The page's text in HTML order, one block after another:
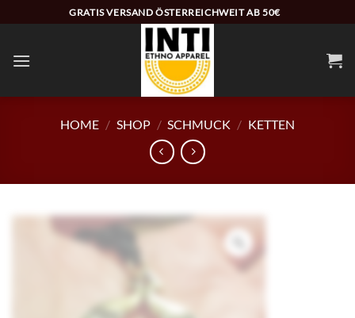
Inhalt
GRATIS VERSAND ÖSTERREICHWEIT AB 50€
HOME / SHOP / SCHMUCK / KETTEN